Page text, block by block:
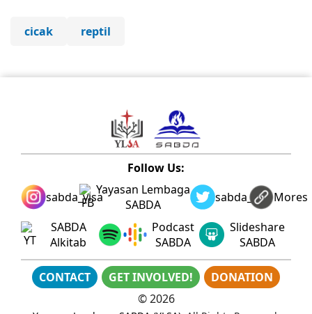
cicak reptil
Follow Us:
sabda_ylsaYayasan Lembaga
SABDA
sabda_ylsaMores
SABDA
Alkitab
Podcast
SABDA
Slideshare
SABDA
CONTACT GET INVOLVED!
DONATION
©2026